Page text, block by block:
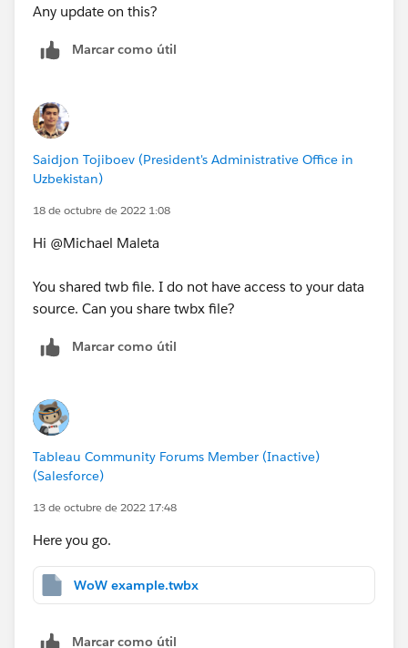
Any update on this?
Marcar como útil
Saidjon Tojiboev (President's Administrative Office in
Uzbekistan)
18 de octubre de 2022 1:08
Hi @Michael Maleta​
You shared twb file. I do not have access to your data
source. Can you share twbx file?
Marcar como útil
Tableau Community Forums Member (Inactive)
(Salesforce)
13 de octubre de 2022 17:48
Here you go.
WoW example.twbx
Marcar como útil